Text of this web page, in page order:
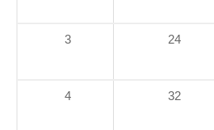
3 24
4 32